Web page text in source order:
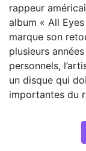
rappeur
album « All
marque son
plusieurs
personnels,
un disque qui
importantes du